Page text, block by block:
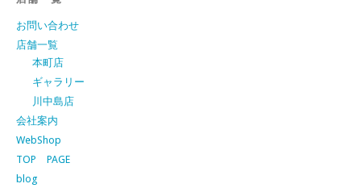
お問い合わせ
店舗一覧
本町店
ギャラリー
川中島店
会社案内
WebShop
TOP PAGE
blog